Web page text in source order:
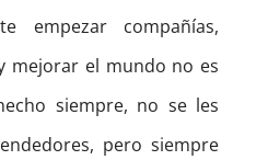
empezar compañías,
mejorar el mundo no es
siempre, no se les
pero siempre